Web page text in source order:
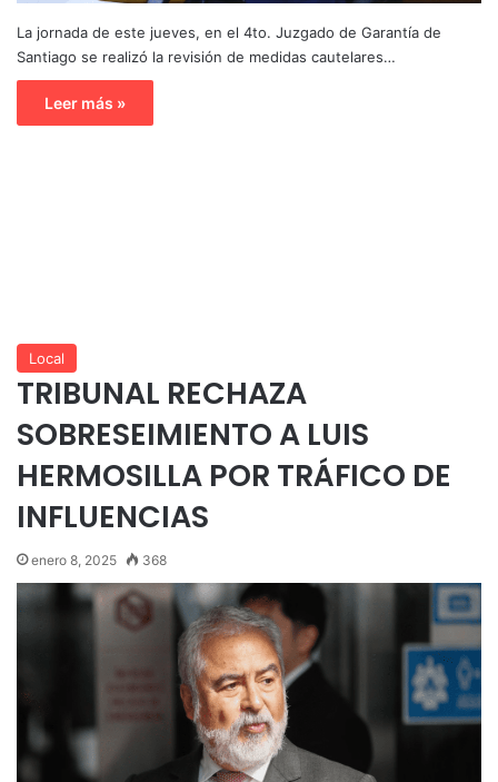
La jornada de este jueves, en el 4to. Juzgado de Garantía de
Santiago se realizó la revisión de medidas cautelares…
Leer más »
Local
TRIBUNAL RECHAZA
SOBRESEIMIENTO A LUIS
HERMOSILLA POR TRÁFICO DE
INFLUENCIAS
enero 8, 2025 368